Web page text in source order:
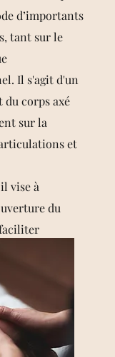
d’importants
tant sur le
Il s'agit d'un
du corps axé
sur la
et
vise à
du